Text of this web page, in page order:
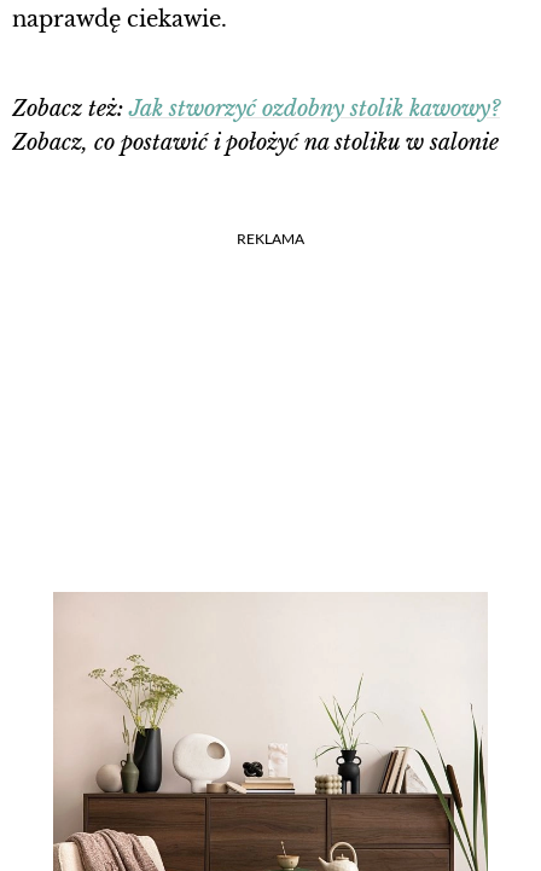
naprawdę ciekawie.
Zobacz też:Jak stworzyć ozdobny stolik kawowy?
Zobacz, co postawić i położyć na stoliku w salonie
REKLAMA